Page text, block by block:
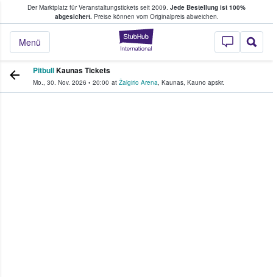
Der Marktplatz für Veranstaltungstickets seit 2009. Jede Bestellung ist 100%
abgesichert.Preise können vom Originalpreis abweichen.
StubHub - Wo
Menü
Tickets kaufen & verkaufen
PitbullKaunas Tickets
Mo., 30. Nov. 2026 • 20:00 at Žalgirio Arena, Kaunas, Kauno apskr.